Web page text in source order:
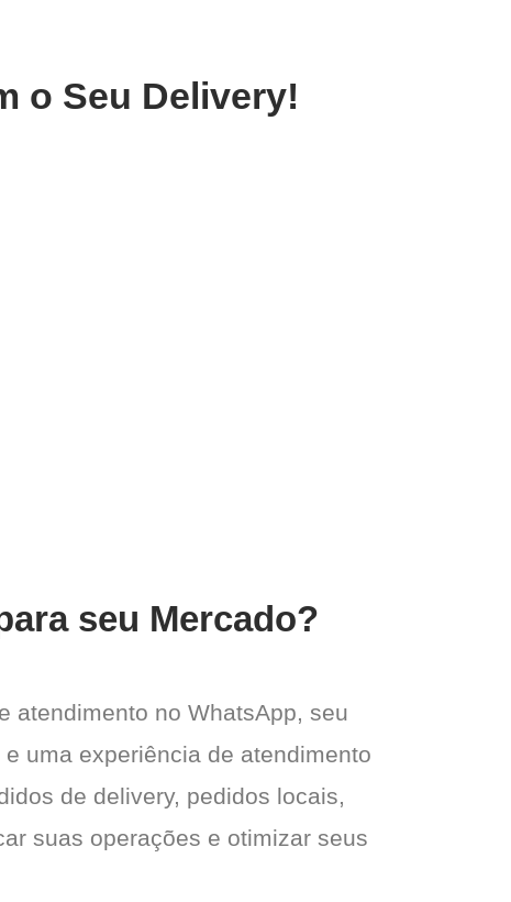
o Seu Delivery!
seu Mercado?
atendimento no WhatsApp, seu
uma experiência de atendimento
de delivery, pedidos locais,
suas operações e otimizar seus